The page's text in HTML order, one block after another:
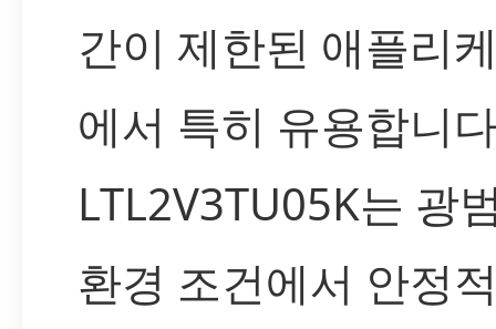
간이 제한된 애플리
에서 특히 유용합니
LTL2V3TU05K는 광
환경 조건에서 안정